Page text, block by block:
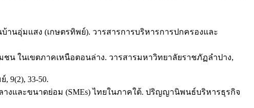
นอุ่มแสง (เกษตรทิพย์). วารสารการบริหารการปกครองและ
น ในเขตภาคเหนือตอนล่าง. วารสารมหาวิทยาลัยราชภัฏลำปาง,
9(2), 33-50.
งและขนาดย่อม (SMEs) ไทยในภาคใต้. ปริญญานิพนธ์บริหารธุรกิจ